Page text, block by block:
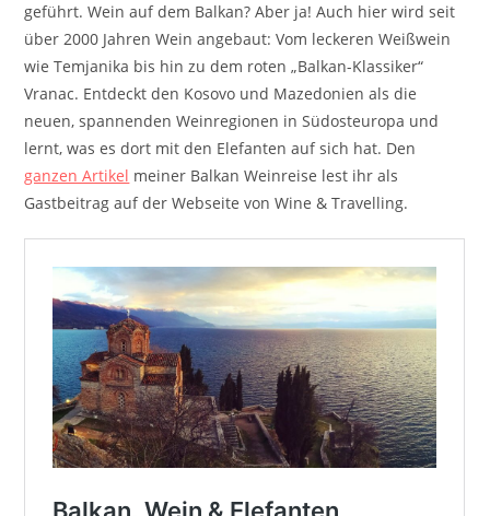
geführt. Wein auf dem Balkan? Aber ja! Auch hier wird seit
über 2000 Jahren Wein angebaut: Vom leckeren Weißwein
wie Temjanika bis hin zu dem roten „Balkan-Klassiker“
Vranac. Entdeckt den Kosovo und Mazedonien als die
neuen, spannenden Weinregionen in Südosteuropa und
lernt, was es dort mit den Elefanten auf sich hat. Den
ganzen Artikel meiner Balkan Weinreise lest ihr als
Gastbeitrag auf der Webseite von Wine & Travelling.